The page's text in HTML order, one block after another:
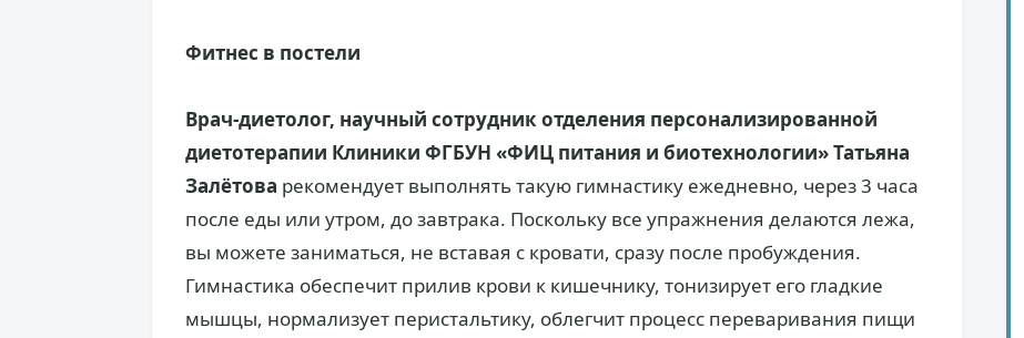
Фитнес в постели
Врач-диетолог, научный сотрудник отделения персонализированной
диетотерапии Клиники ФГБУН «ФИЦ питания и биотехнологии» Татьяна
Залётова рекомендует выполнять такую гимнастику ежедневно, через 3 часа
после еды или утром, до завтрака. Поскольку все упражнения делаются лежа,
вы можете заниматься, не вставая с кровати, сразу после пробуждения.
Гимнастика обеспечит прилив крови к кишечнику, тонизирует его гладкие
мышцы, нормализует перистальтику, облегчит процесс переваривания пищи